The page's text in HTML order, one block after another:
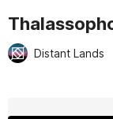
Distant Lands